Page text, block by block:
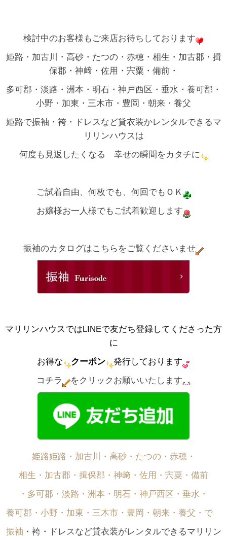
検討中のお客様もご来店お待ちしております
姫路・加古川・高砂・たつの・赤穂・相生・加古郡・揖
保郡・神﨑・佐用・宍粟・備前・
多可郡・淡路・洲本・明石・神戸西区・垂水・養可郡・
小野・加東・三木市・豊岡・朝来・養父
姫路で振袖・袴・ドレスなど貸衣装かレンタルできるマ
リリンハウスは
何度も見返したくなる 幸せの瞬間をカタチに
ご試着自由、何枚でも、何回でもＯＫ
お嬢様お一人様でもご試着歓迎します
振袖のカタログはこちらをご覧くださいませ
マリリンハウスではLINEで友だち登録してくださった方
に
お得な
クーポン
発行しております
コチラ
をクリックお願いいたします
姫路姫路・加古川・高砂・たつの・赤穂・
相生・加古郡・揖保郡・神﨑・佐用・宍粟・備前
・多可郡・淡路・洲本・明石・神戸西区・垂水・
養可郡・小野・加東・三木市・豊岡・朝来・養父・で゙
振袖 ・袴・ドレスなど貸衣装がレンタルできるマリリン